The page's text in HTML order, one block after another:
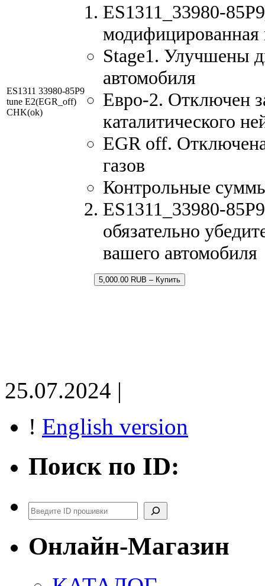
ES1311 33980-85P9
tune E2(EGR_off)
CHK(ok)
ES1311_33980-
Stage1. Улучшены
автомобиля
Евро-2. Отключен
каталитического
EGR off.
газов
Контрольные
ES1311_33980-
обязательно
вашего автомобиля
5,000.00 RUB – Купить
25.07.2024 |
! English version
Поиск по ID:
Поиск
Онлайн-Магазин